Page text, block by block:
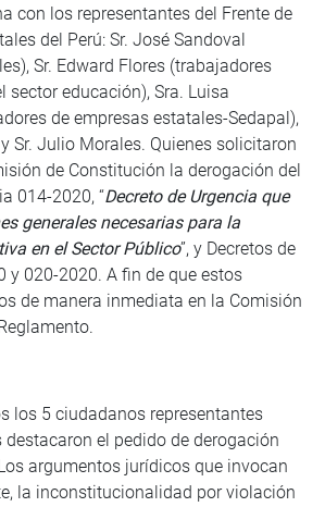
con los representantes del Frente de
del Perú: Sr. José Sandoval
Sr. Edward Flores (trabajadores
educación), Sra. Luisa
de empresas estatales-Sedapal),
Sr. Julio Morales. Quienes solicitaron
de Constitución la derogación del
014-2020, “Decreto de Urgencia que
generales necesarias para la
en el Sector Público”, y Decretos de
y 020-2020. A fin de que estos
de manera inmediata en la Comisión
los 5 ciudadanos representantes
destacaron el pedido de derogación
argumentos jurídicos que invocan
la inconstitucionalidad por violación